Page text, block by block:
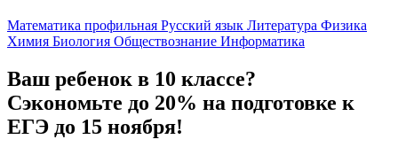
Математика профильная Русский язык Литература Физика
Химия Биология Обществознание Информатика
Ваш ребенок в 10 классе?
Сэкономьте до 20% на подготовке к
ЕГЭ до 15 ноября!